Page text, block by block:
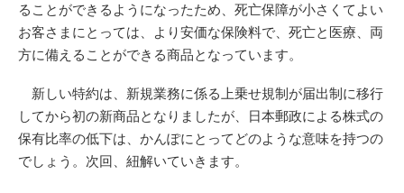
ることができるようになったため、死亡保障が小さくてよい
お客さまにとっては、より安価な保険料で、死亡と医療、両
方に備えることができる商品となっています。
新しい特約は、新規業務に係る上乗せ規制が届出制に移行
してから初の新商品となりましたが、日本郵政による株式の
保有比率の低下は、かんぽにとってどのような意味を持つの
でしょう。次回、紐解いていきます。